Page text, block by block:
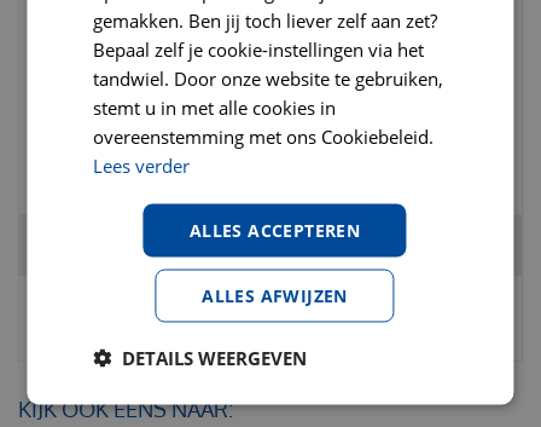
Chuckit ultra ball medium 2-pack
KIJK OOK EENS NAAR:
gemakken. Ben jij toch liever zelf aan zet?
Bepaal zelf je cookie-instellingen via het
tandwiel. Door onze website te gebruiken,
stemt u in met alle cookies in
overeenstemming met ons Cookiebeleid.
Lees verder
ALLES ACCEPTEREN
ALLES AFWIJZEN
DETAILS WEERGEVEN